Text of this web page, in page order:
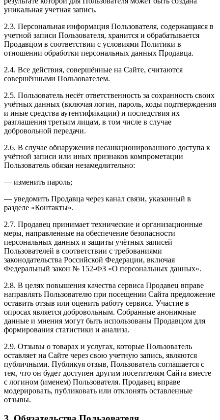
уникальная учетная запись.
2.3. Персональная информация Пользователя, содержащаяся в
учетной записи Пользователя, хранится и обрабатывается
Продавцом в соответствии с условиями Политики в
отношении обработки персональных данных Продавца.
2.4. Все действия, совершённые на Сайте, считаются
совершёнными Пользователем.
2.5. Пользователь несёт ответственность за сохранность своих
учётных данных (включая логин, пароль, коды подтверждения
и иные средства аутентификации) и последствия их
разглашения третьим лицам, в том числе в случае
добровольной передачи.
2.6. В случае обнаружения несанкционированного доступа к
учётной записи или иных признаков компрометации
Пользователь обязан незамедлительно:
— изменить пароль;
— уведомить Продавца через канал связи, указанный в
разделе «Контакты».
2.7. Продавец принимает технические и организационные
меры, направленные на обеспечение безопасности
персональных данных и защиты учётных записей
Пользователей в соответствии с требованиями
законодательства Российской Федерации, включая
Федеральный закон № 152-ФЗ «О персональных данных».
2.8. В целях повышения качества сервиса Продавец вправе
направлять Пользователю при посещении Сайта предложение
оставить отзыв или оценить работу сервиса. Участие в
опросах является добровольным. Собранные анонимные
данные и мнения могут быть использованы Продавцом для
формирования статистики и анализа.
2.9. Отзывы о товарах и услугах, которые Пользователь
оставляет на Сайте через свою учетную запись, являются
публичными. Публикуя отзыв, Пользователь соглашается с
тем, что он будет доступен другим посетителям Сайта вместе
с логином (именем) Пользователя. Продавец вправе
модерировать, публиковать или отклонять оставленные
отзывы.